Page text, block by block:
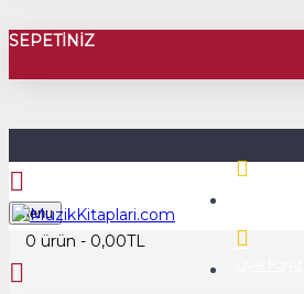
SEPETINIZ
Menu
0 ürün - 0,00TL